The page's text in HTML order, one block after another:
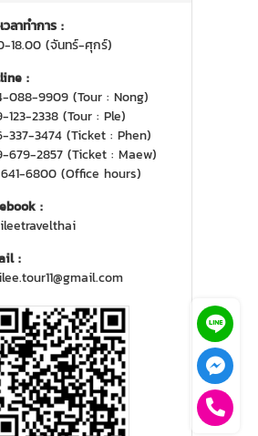
วลาทำการ :
18.00 (จันทร์-ศุกร์)
:
088-9909 (Tour : Nong)
123-2338 (Tour : Ple)
337-3474 (Ticket : Phen)
679-2857 (Ticket : Maew)
6800 (Office hours)
:
: